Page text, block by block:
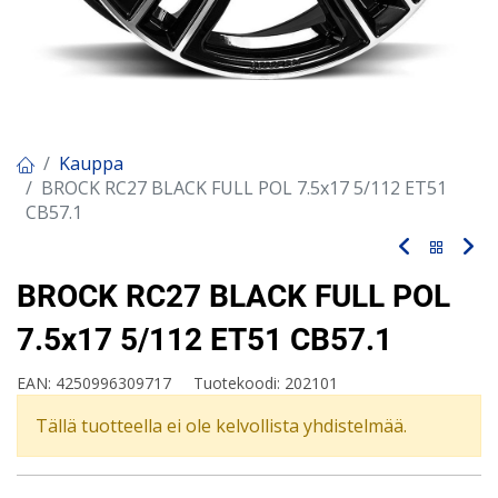
Kauppa
BROCK RC27 BLACK FULL POL 7.5x17 5/112 ET51
CB57.1
BROCK RC27 BLACK FULL POL
7.5x17 5/112 ET51 CB57.1
EAN: 4250996309717 Tuotekoodi: 202101
Tällä tuotteella ei ole kelvollista yhdistelmää.